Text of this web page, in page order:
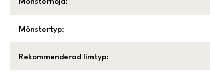
Mönstertyp:
Rekommenderad limtyp: